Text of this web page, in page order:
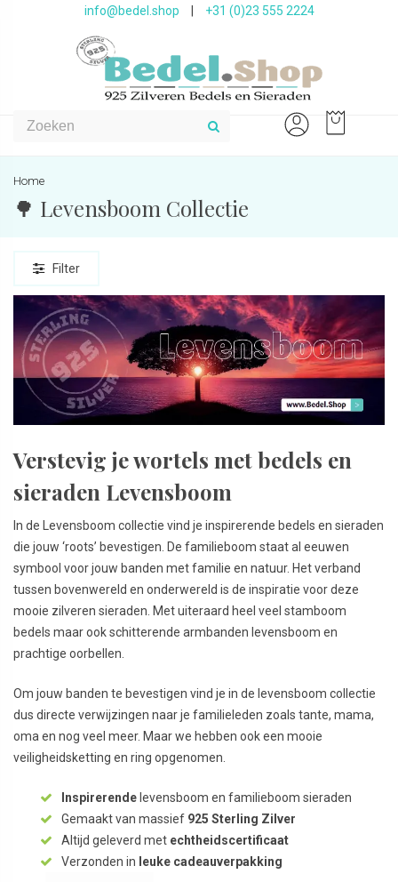
info@bedel.shop +31 (0)23 555 2224
Home
🌳 Levensboom Collectie
Filter
Verstevig je wortels met bedels en
sieraden Levensboom
In de Levensboom collectie vind je inspirerende bedels en sieraden
die jouw ‘roots’ bevestigen. De familieboom staat al eeuwen
symbool voor jouw banden met familie en natuur. Het verband
tussen bovenwereld en onderwereld is de inspiratie voor deze
mooie zilveren sieraden. Met uiteraard heel veel stamboom
bedels maar ook schitterende armbanden levensboom en
prachtige oorbellen.
Om jouw banden te bevestigen vind je in de levensboom collectie
dus directe verwijzingen naar je familieleden zoals tante, mama,
oma en nog veel meer. Maar we hebben ook een mooie
veiligheidsketting en ring opgenomen.
Inspirerende levensboom en familieboom sieraden
Gemaakt van massief 925 Sterling Zilver
Altijd geleverd met echtheidscertificaat
Verzonden in leuke cadeauverpakking